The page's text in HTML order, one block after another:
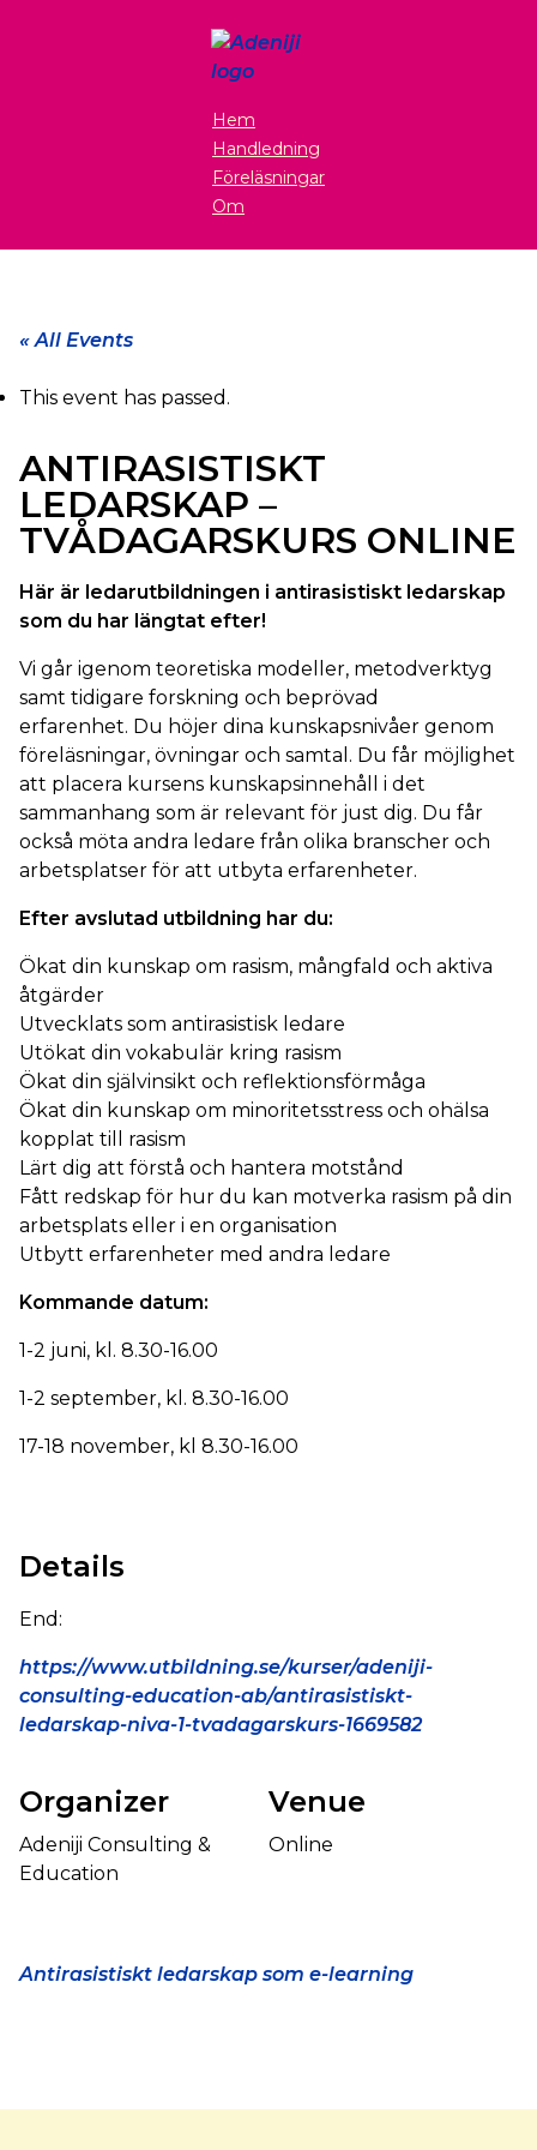
Hem
Handledning
Föreläsningar
Om
« All Events
This event has passed.
ANTIRASISTISKT
LEDARSKAP –
TVÅDAGARSKURS ONLINE
Här är ledarutbildningen i antirasistiskt ledarskap
som du har längtat efter!
Vi går igenom teoretiska modeller, metodverktyg
samt tidigare forskning och beprövad
erfarenhet. Du höjer dina kunskapsnivåer genom
föreläsningar, övningar och samtal. Du får möjlighet
att placera kursens kunskapsinnehåll i det
sammanhang som är relevant för just dig. Du får
också möta andra ledare från olika branscher och
arbetsplatser för att utbyta erfarenheter.
Efter avslutad utbildning har du:
Ökat din kunskap om rasism, mångfald och aktiva
åtgärder
Utvecklats som antirasistisk ledare
Utökat din vokabulär kring rasism
Ökat din självinsikt och reflektionsförmåga
Ökat din kunskap om minoritetsstress och ohälsa
kopplat till rasism
Lärt dig att förstå och hantera motstånd
Fått redskap för hur du kan motverka rasism på din
arbetsplats eller i en organisation
Utbytt erfarenheter med andra ledare
Kommande datum:
1-2 juni, kl. 8.30-16.00
1-2 september, kl. 8.30-16.00
17-18 november, kl 8.30-16.00
Details
End:
https://www.utbildning.se/kurser/adeniji-
consulting-education-ab/antirasistiskt-
ledarskap-niva-1-tvadagarskurs-1669582
Venue
Online
Organizer
Adeniji Consulting &
Education
Antirasistiskt ledarskap som e-learning